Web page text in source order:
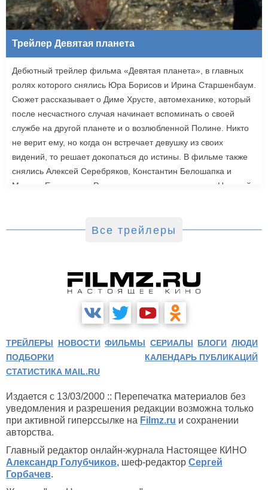
Трейлер Девятая планета
Дебютный трейлер фильма «Девятая планета», в главных
ролях которого снялись Юра Борисов и Ирина Старшенбаум.
Сюжет рассказывает о Диме Хрусте, автомеханике, который
после несчастного случая начинает вспоминать о своей
службе на другой планете и о возлюбленной Полине. Никто
не верит ему, но когда он встречает девушку из своих
видений, то решает докопаться до истины. В фильме также
снялись Алексей Серебряков, Константин Белошапка и
Максим Емельянов. Режиссером картины выступил Николай
Все трейлеры
ТРЕЙЛЕРЫ НОВОСТИ ФИЛЬМЫ СЕРИАЛЫ БЛОГИ ЛЮДИ
ПОДБОРКИ
КАЛЕНДАРЬ ПУБЛИКАЦИЙ
СТАТИСТИКА MAIL.RU
Издается с 13/03/2000 :: Перепечатка материалов без
уведомления и разрешения редакции возможна только
при активной гиперссылке на Filmz.ru и сохранении
авторства.
Главный редактор онлайн-журнала Настоящее КИНО
Александр Голубчиков, шеф-редактор Сергей
Горбачев.